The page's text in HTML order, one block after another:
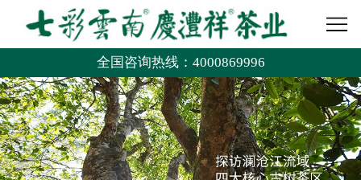
全国咨询热线：4000869996